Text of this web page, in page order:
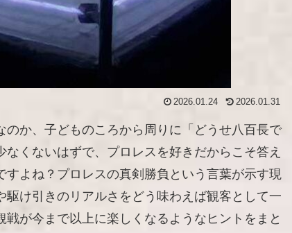
2026.01.24 2026.01.31
か、子どものころから周りに「どうせ八百長で
くないはずで、プロレスを好きだからこそ答え
よね？プロレスの真剣勝負という言葉が示す現
け引きのリアルさをどう味わえば観客として一
が今まで以上に楽しくなるようなヒントをまと